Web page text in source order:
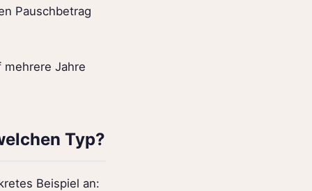
Pauschbetrag
Jahre
Typ?
Beispiel an: